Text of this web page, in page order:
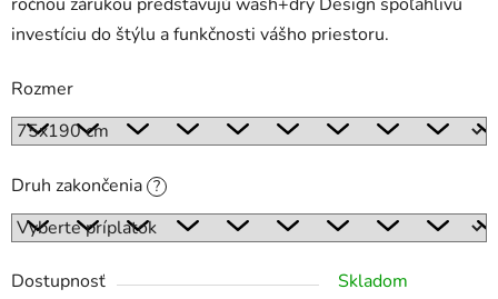
investíciu do štýlu a funkčnosti vášho priestoru.
Rozmer
Druh zakončenia ?
Dostupnosť
Skladom